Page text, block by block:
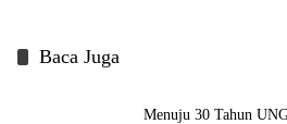
Baca Juga
Menuju 30 Tahun